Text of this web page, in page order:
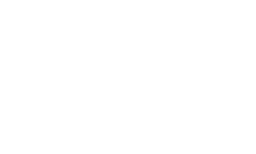
para a transição dos
um webinar esclarecedor
fósseis). Esse evento online contou